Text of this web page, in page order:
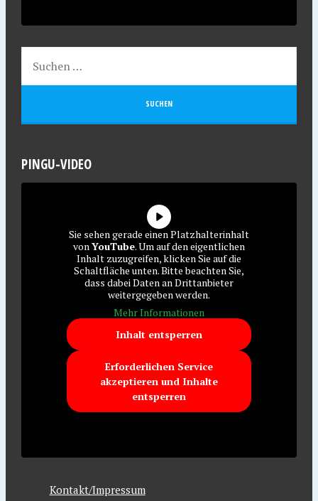
PINGU-VIDEO
Sie sehen gerade einen Platzhalterinhalt
vonYouTube. Um auf den eigentlichen
Inhalt zuzugreifen, klicken Sie auf die
Schaltfläche unten. Bitte beachten Sie,
dass dabei Daten an Drittanbieter
weitergegeben werden.
Mehr Informationen
Inhalt entsperren
Erforderlichen Service
akzeptieren und Inhalte
entsperren
Kontakt/Impressum